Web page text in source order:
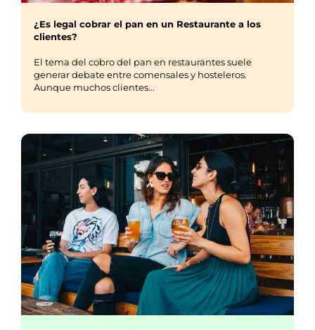
¿Es legal cobrar el pan en un Restaurante a los
clientes?
El tema del cobro del pan en restaurantes suele
generar debate entre comensales y hosteleros.
Aunque muchos clientes...